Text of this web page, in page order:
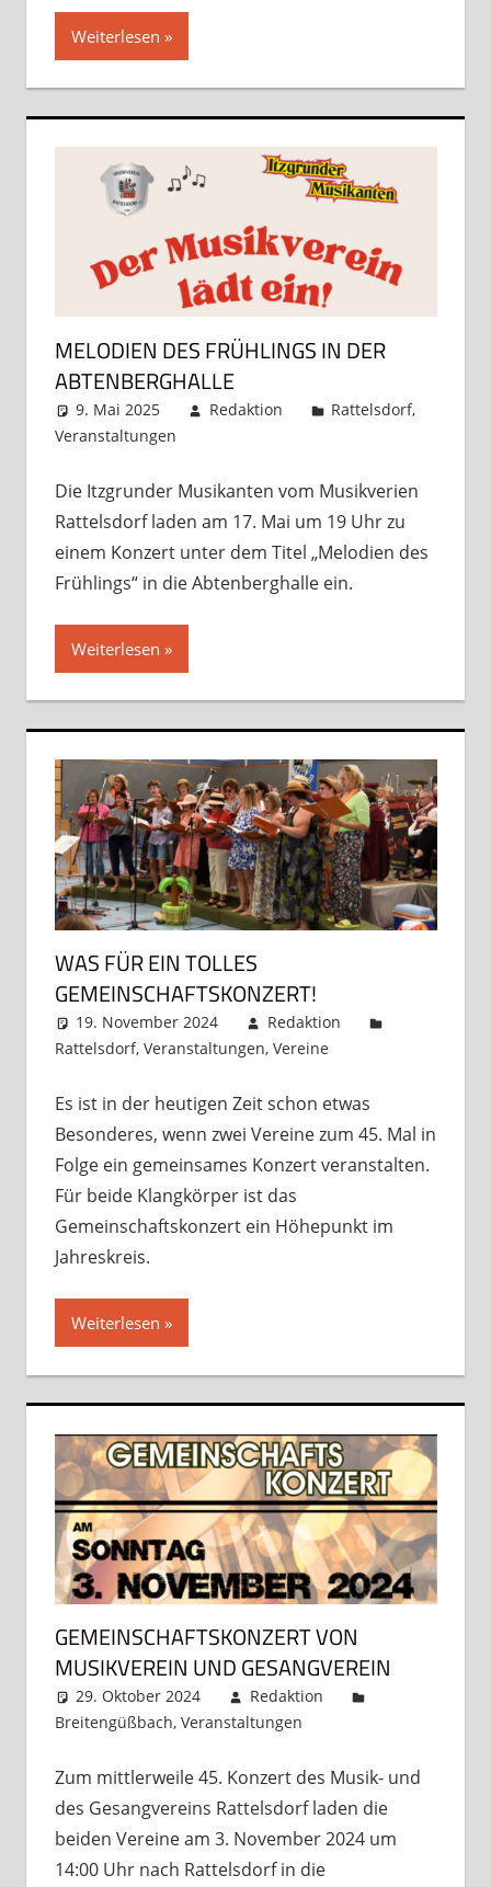
Weiterlesen
MELODIEN DES FRÜHLINGS IN DER
ABTENBERGHALLE
9. Mai 2025 Redaktion Rattelsdorf,
Veranstaltungen
Die Itzgrunder Musikanten vom Musikverien
Rattelsdorf laden am 17. Mai um 19 Uhr zu
einem Konzert unter dem Titel „Melodien des
Frühlings“ in die Abtenberghalle ein.
Weiterlesen
WAS FÜR EIN TOLLES
GEMEINSCHAFTSKONZERT!
19. November 2024
Redaktion
Rattelsdorf, Veranstaltungen, Vereine
Es ist in der heutigen Zeit schon etwas
Besonderes, wenn zwei Vereine zum 45. Mal in
Folge ein gemeinsames Konzert veranstalten.
Für beide Klangkörper ist das
Gemeinschaftskonzert ein Höhepunkt im
Jahreskreis.
Weiterlesen
GEMEINSCHAFTSKONZERT VON
MUSIKVEREIN UND GESANGVEREIN
29. Oktober 2024
Redaktion
Breitengüßbach, Veranstaltungen
Zum mittlerweile 45. Konzert des Musik- und
des Gesangvereins Rattelsdorf laden die
beiden Vereine am 3. November 2024 um
14:00 Uhr nach Rattelsdorf in die